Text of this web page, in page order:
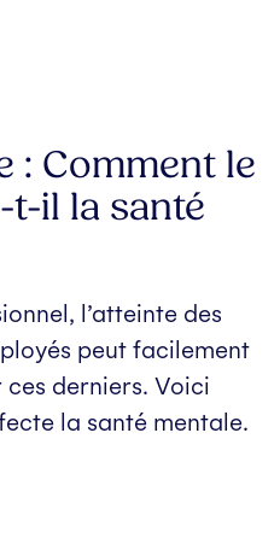
: Comment le
il la santé
l’atteinte des
peut facilement
derniers. Voici
la santé mentale.